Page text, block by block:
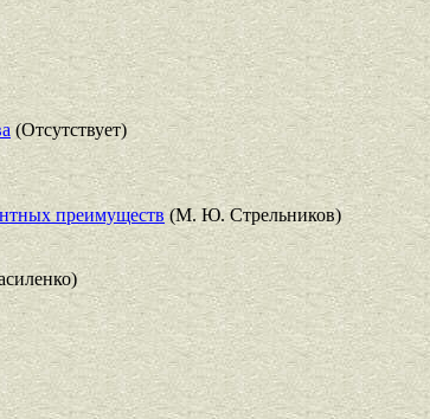
(Отсутствует)
преимуществ (М. Ю. Стрельников)